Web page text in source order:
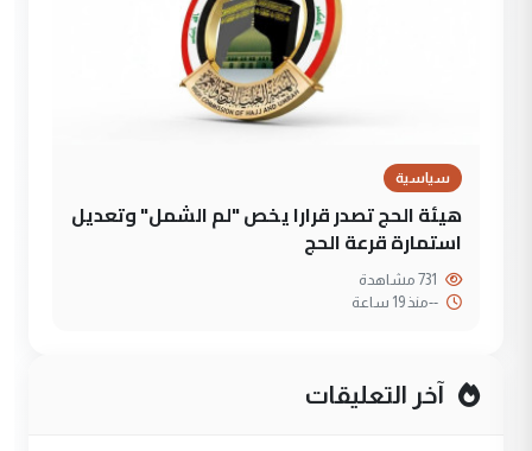
سياسية
هيئة الحج تصدر قرارا يخص "لم الشمل" وتعديل
استمارة قرعة الحج
--منذ 19 ساعة
آخر التعليقات